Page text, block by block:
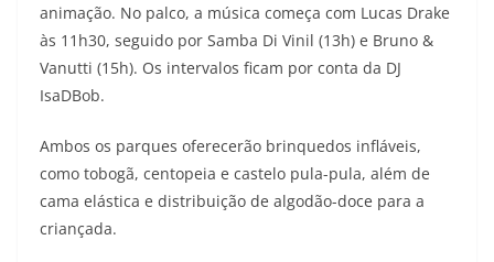
animação. No palco, a música começa com Lucas Drake
às 11h30, seguido por Samba Di Vinil (13h) e Bruno &
Vanutti (15h). Os intervalos ficam por conta da DJ
IsaDBob.
Ambos os parques oferecerão brinquedos infláveis,
como tobogã, centopeia e castelo pula-pula, além de
cama elástica e distribuição de algodão-doce para a
criançada.